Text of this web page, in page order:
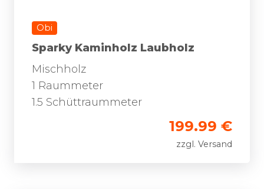
Obi
Sparky Kaminholz Laubholz
Mischholz
1 Raummeter
1.5 Schüttraummeter
199.99 €
zzgl. Versand